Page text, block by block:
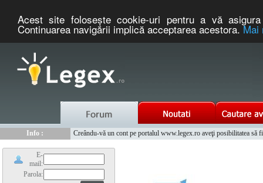
Acest site foloseşte cookie-uri pentru a vă
Continuarea navigării implică acceptarea acestora.Mai
Info :
Creându-vă un cont pe portalul www.legex.ro aveţi posibilitatea să
E-
mail:
Parola: